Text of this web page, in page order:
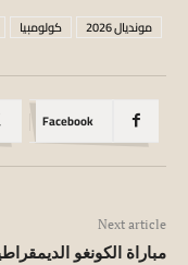
كولومبيا مونديال 2026
Facebook
Next article
مباراة الكونغو